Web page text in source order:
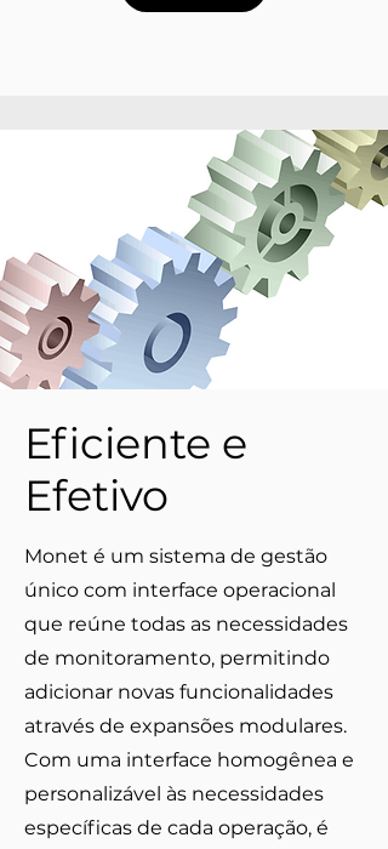
Eficiente e
Efetivo
​Monet é um sistema de gestão
único com interface operacional
que reúne todas as necessidades
de monitoramento, permitindo
adicionar novas funcionalidades
através de expansões modulares.
Com uma interface homogênea e
personalizável às necessidades
específicas de cada operação, é